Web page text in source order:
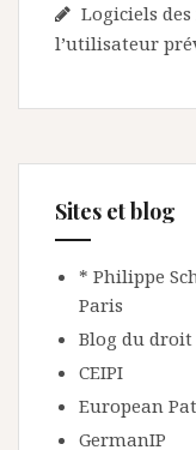
Logiciels
l’utilisateur
Sites et blog
* Philippe
Paris
Blog du droit
CEIPI
European
GermanIP